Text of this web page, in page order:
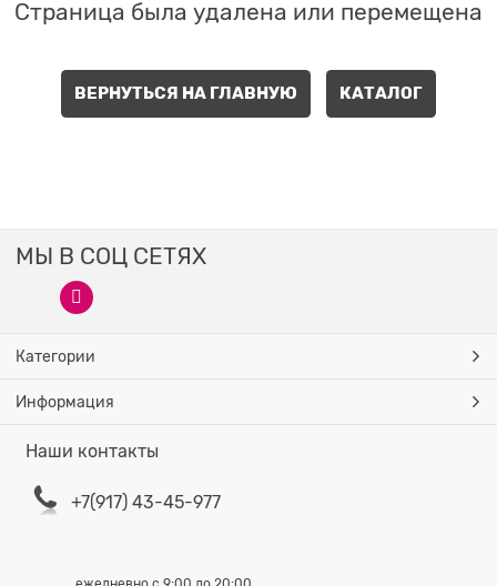
Страница была удалена или перемещена
ВЕРНУТЬСЯ НА ГЛАВНУЮ КАТАЛОГ
МЫ В СОЦ СЕТЯХ
Категории
Информация
Наши контакты
+7(917) 43-45-977